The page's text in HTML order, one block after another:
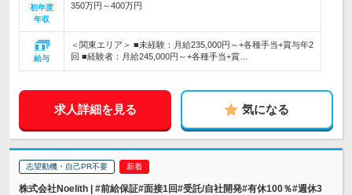
初年度
年収
350万円～400万円
給与
＜関東エリア＞ ■未経験：月給235,000円～+各種手当+賞与年2
回 ■経験者：月給245,000円～+各種手当+賞…
求人詳細を見る 気になる
志望動機・自己PR不要
株式会社Noelith | #前給保証#面接1回#受託/自社開発#有休100％#週休3